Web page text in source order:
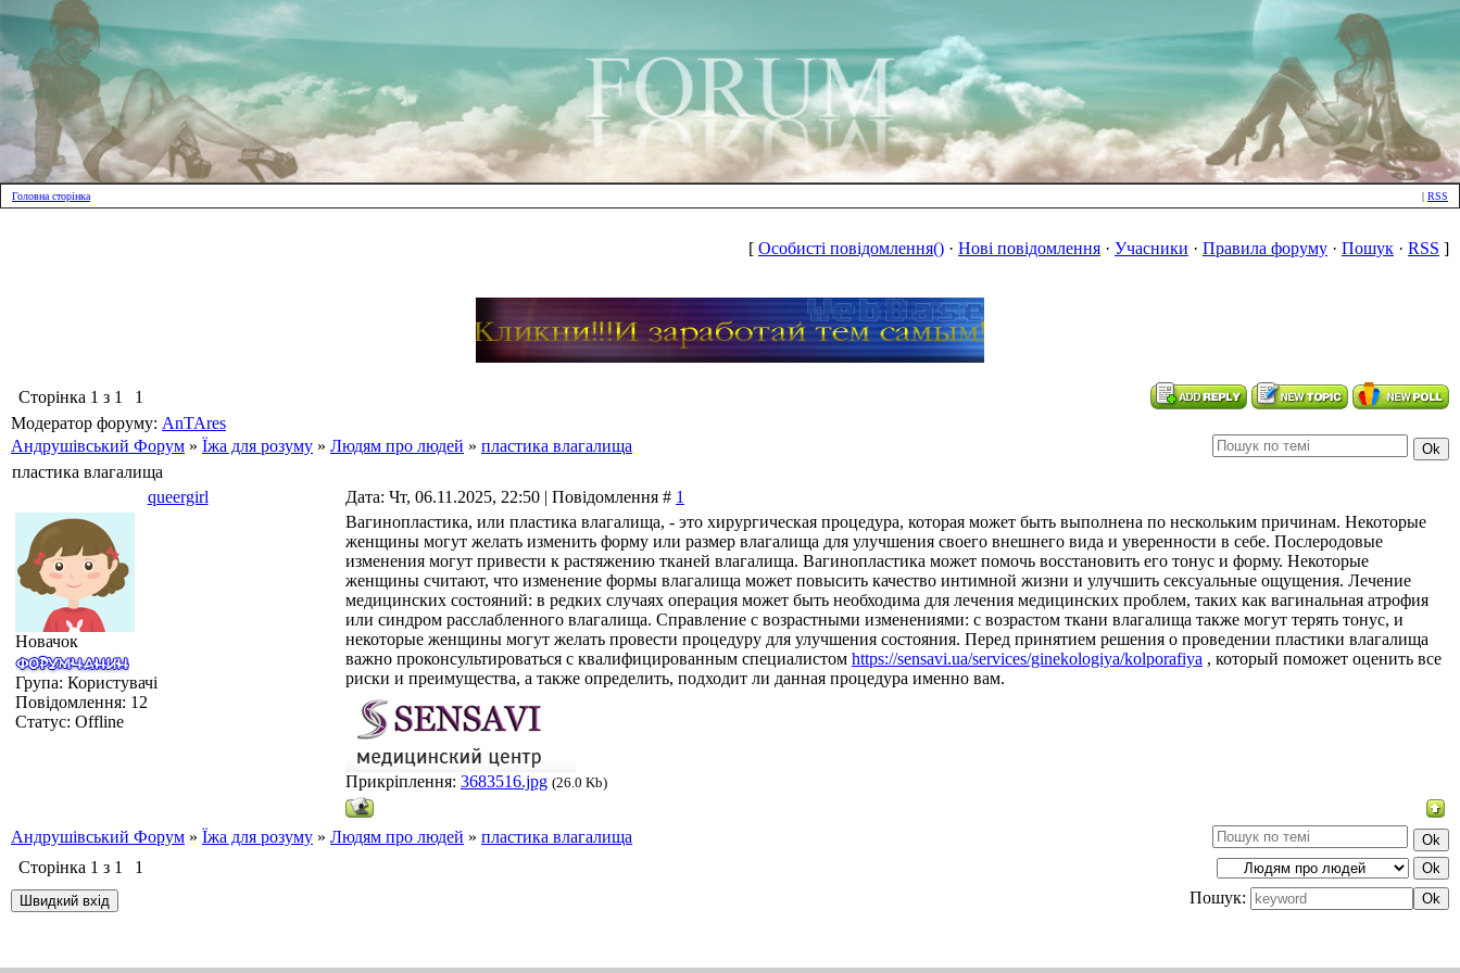
Головна сторінка | RSS
[ Особисті повідомлення() · Нові повідомлення · Учасники · Правила форуму · Пошук · RSS ]
Сторінка 1 з 1
1
Модератор форуму: AnTAres
Андрушівський Форум » Їжа для розуму » Людям про людей » пластика влагалища
пластика влагалища
queergirl
Дата: Чт, 06.11.2025, 22:50 | Повідомлення # 1
Новачок
Група: Користувачі
Повідомлення: 12
Статус: Offline
Вагинопластика, или пластика влагалища, - это хирургическая процедура, которая может быть выполнена по нескольким причинам. Некоторые
женщины могут желать изменить форму или размер влагалища для улучшения своего внешнего вида и уверенности в себе. Послеродовые
изменения могут привести к растяжению тканей влагалища. Вагинопластика может помочь восстановить его тонус и форму. Некоторые
женщины считают, что изменение формы влагалища может повысить качество интимной жизни и улучшить сексуальные ощущения. Лечение
медицинских состояний: в редких случаях операция может быть необходима для лечения медицинских проблем, таких как вагинальная атрофия
или синдром расслабленного влагалища. Справление с возрастными изменениями: с возрастом ткани влагалища также могут терять тонус, и
некоторые женщины могут желать провести процедуру для улучшения состояния. Перед принятием решения о проведении пластики влагалища
важно проконсультироваться с квалифицированным специалистом https://sensavi.ua/services/ginekologiya/kolporafiya , который поможет оценить все
риски и преимущества, а также определить, подходит ли данная процедура именно вам.
Прикріплення: 3683516.jpg (26.0 Kb)
Андрушівський Форум » Їжа для розуму » Людям про людей » пластика влагалища
Сторінка 1 з 1
1
Пошук: